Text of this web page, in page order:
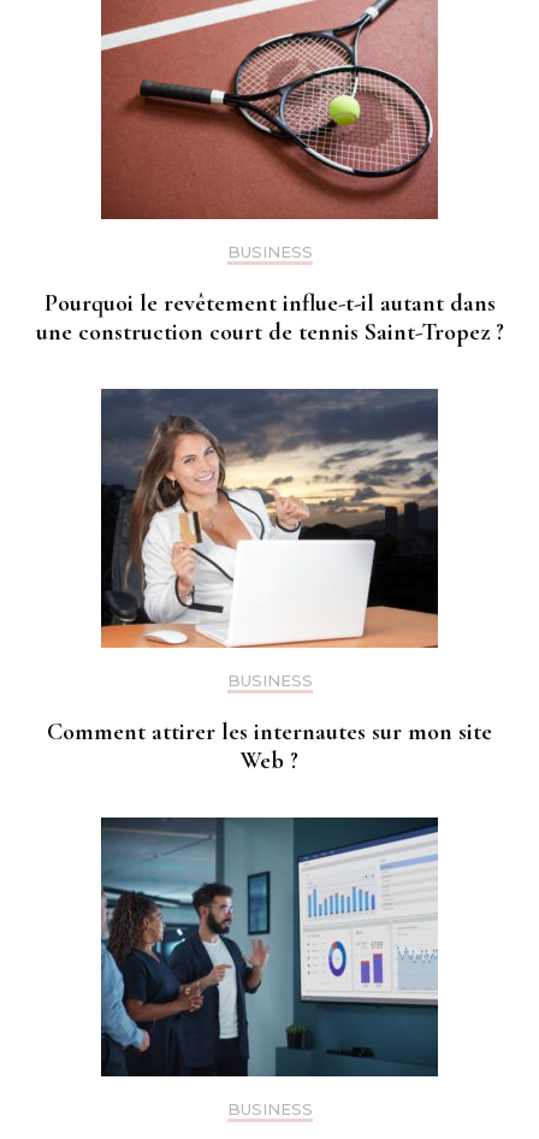
BUSINESS
Pourquoi le revêtement influe-t-il autant dans
une construction court de tennis Saint-Tropez ?
BUSINESS
Comment attirer les internautes sur mon site
Web ?
BUSINESS